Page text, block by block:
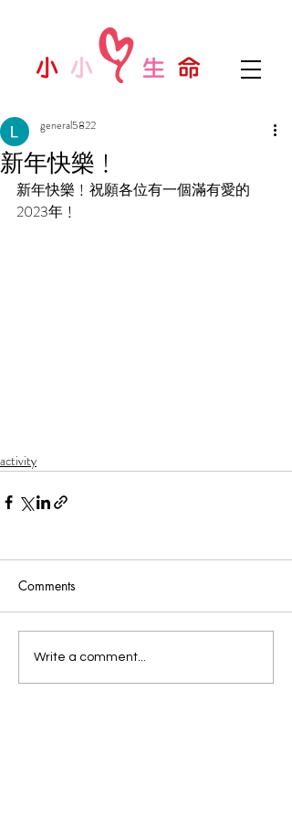
新年快樂﹗
general5822
新年快樂﹗祝願各位有一個滿有愛的
2023年﹗
activity
Comments
Write a comment...